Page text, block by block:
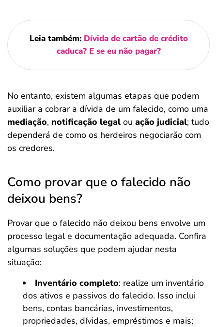
Leia também: Dívida de cartão de crédito
caduca? E se eu não pagar?
No entanto, existem algumas etapas que podem
auxiliar a cobrar a dívida de um falecido, como uma
mediação, notificação legal ou ação judicial; tudo
dependerá de como os herdeiros negociarão com
os credores.
Como provar que o falecido não
deixou bens?
Provar que o falecido não deixou bens envolve um
processo legal e documentação adequada. Confira
algumas soluções que podem ajudar nesta
situação:
Inventário completo: realize um inventário
dos ativos e passivos do falecido. Isso inclui
bens, contas bancárias, investimentos,
propriedades, dívidas, empréstimos e mais;